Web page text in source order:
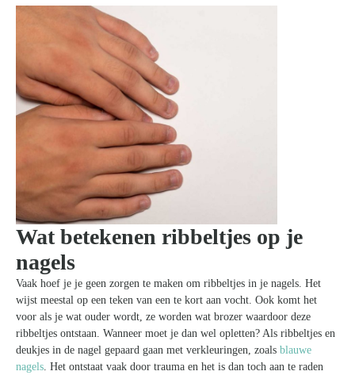
Zoeken
Wat betekenen ribbeltjes op je
nagels
Vaak hoef je je geen zorgen te maken om ribbeltjes in je nagels. Het
wijst meestal op een teken van een te kort aan vocht. Ook komt het
voor als je wat ouder wordt, ze worden wat brozer waardoor deze
ribbeltjes ontstaan. Wanneer moet je dan wel opletten? Als ribbeltjes en
deukjes in de nagel gepaard gaan met verkleuringen, zoals blauwe
nagels. Het ontstaat vaak door trauma en het is dan toch aan te raden